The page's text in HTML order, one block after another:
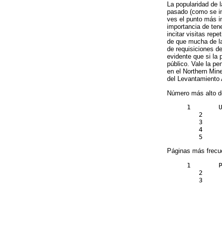
La popularidad de
pasado (como se
ves el punto más
importancia de
incitar visitas
de que mucha de
de requisiciones
evidente que si la
público. Vale la
en el Northern
del Levantamiento
Número más alto
1
2
3
4
5
Páginas más
1
2
3